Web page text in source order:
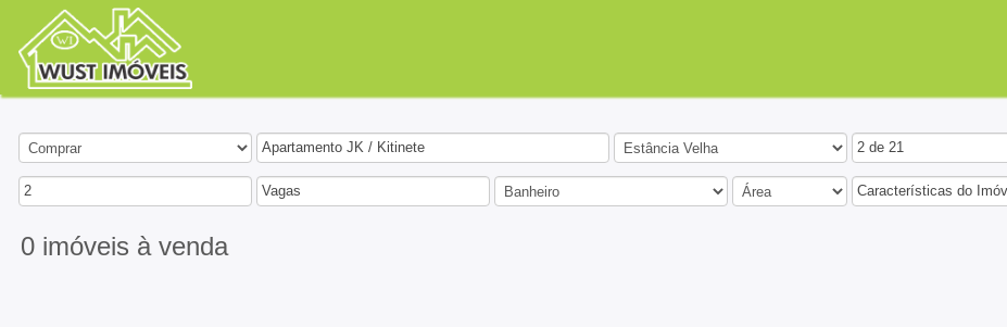
Apartamento JK / Kitinete 2 de 21
2 Vagas Características do
0 imóveis à venda